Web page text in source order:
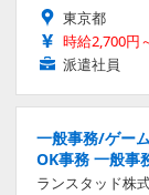
東京都
時給2,700円
派遣社員
一般事務/ゲー
OK事務 一般事
ランスタッド株